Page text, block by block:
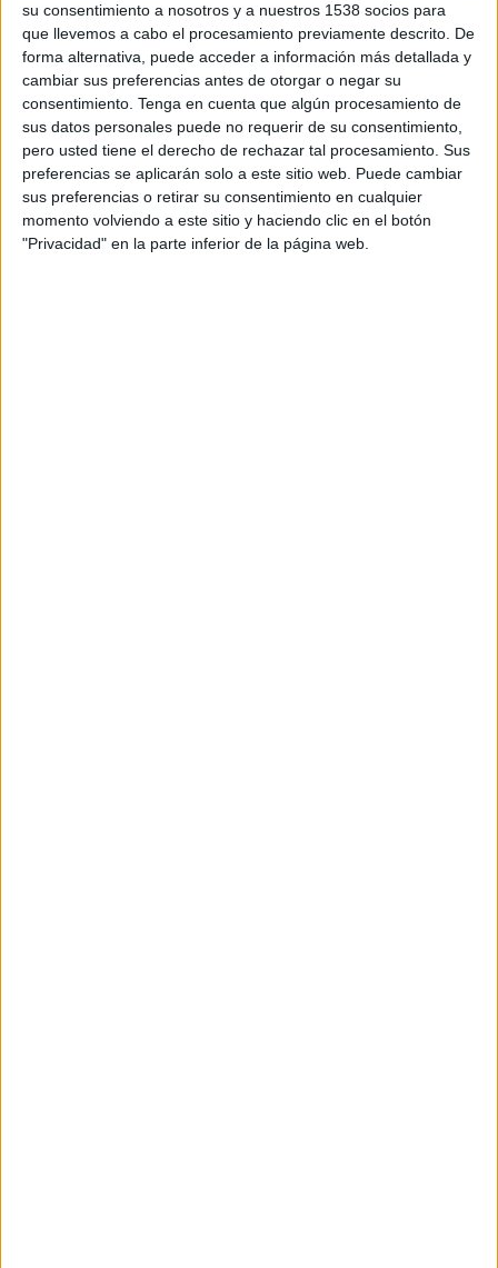
su consentimiento a nosotros y a nuestros 1538 socios para
que llevemos a cabo el procesamiento previamente descrito. De
forma alternativa, puede acceder a información más detallada y
cambiar sus preferencias antes de otorgar o negar su
consentimiento. Tenga en cuenta que algún procesamiento de
sus datos personales puede no requerir de su consentimiento,
pero usted tiene el derecho de rechazar tal procesamiento. Sus
preferencias se aplicarán solo a este sitio web. Puede cambiar
sus preferencias o retirar su consentimiento en cualquier
momento volviendo a este sitio y haciendo clic en el botón
"Privacidad" en la parte inferior de la página web.
Notícia
Jutgen un acusat de violar una menor
en un bosc entre Ullà i Bellcaire
L'Audiència de Girona ha jutjat un acusat que s'enfronta a 15
anys de presó per violar una menor de 14 anys en un bosc